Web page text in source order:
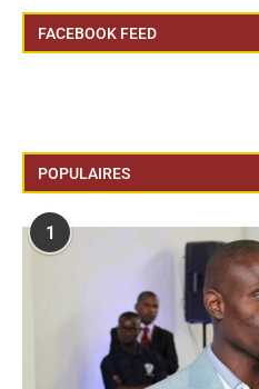
FACEBOOK FEED
POPULAIRES
1